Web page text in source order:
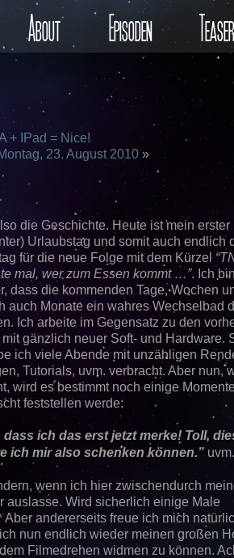
About Episoden Teaser
+ IPad = Nice!
23. August 2010 »
die Geschichte. Heute ist mein erster
Urlaubstag und somit auch endlich
für die neue Folge mit dem Kürzel
mal, wer zum Essen kommt …”. Ich
dass die kommenden Tage, Wochen
auch Monate ein wahres Wechselbad
Ich arbeite im Gegensatz zu den
gänzlich neuer Soft- und Hardware.
ich viele Abende mit unzähligen
Tutorials, uvm. verbracht. Aber nun,
wird es bestimmt noch einige
feststellen werde:
dass ich das erst jetzt merke! Toll,
ich mir also schenken können.”
wenn ich hier zwischendurch
auslasse. Wird sicherlich einige Male
Aber andererseits freue ich mich
nun endlich wieder meinen großen
Filmedrehen widmen zu können.